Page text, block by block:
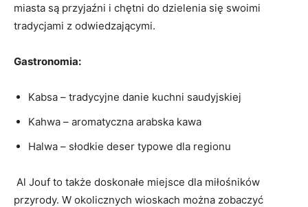
miasta są przyjaźni i chętni do dzielenia⁣ się swoimi
tradycjami z​ odwiedzającymi.
Gastronomia:
Kabsa‍ – tradycyjne ‍danie kuchni saudyjskiej
Kahwa – aromatyczna arabska ​kawa
Halwa – słodkie deser typowe dla regionu
‌ Al Jouf to także doskonałe miejsce dla miłośników⁤
przyrody. W okolicznych ​wioskach można zobaczyć